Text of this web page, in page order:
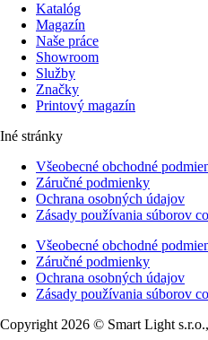
Katalóg
Magazín
Naše práce
Showroom
Služby
Značky
Printový magazín
Iné stránky
Všeobecné obchodné
Záručné podmienky
Ochrana osobných údajov
Zásady používania súborov
Všeobecné obchodné
Záručné podmienky
Ochrana osobných údajov
Zásady používania súborov
Copyright 2026 © Smart Light